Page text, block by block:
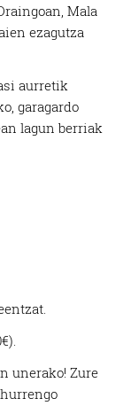
Mala
ezagutza
aurretik
garagardo
lagun berriak
unerako! Zure